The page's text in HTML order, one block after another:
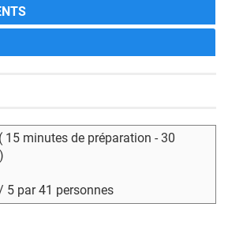
15 minutes de préparation - 30
5 par 41 personnes